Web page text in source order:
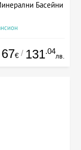
Басейни
67€ / 131.04
лв.